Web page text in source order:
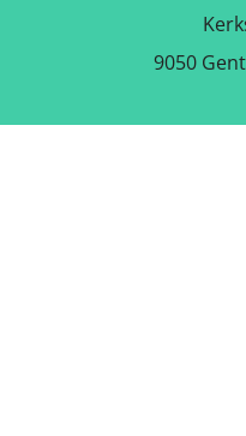
9050